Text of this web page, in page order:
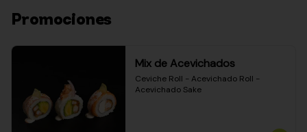
Promociones
Mix de Acevichados
Ceviche Roll - Acevichado Roll -
Acevichado Sake